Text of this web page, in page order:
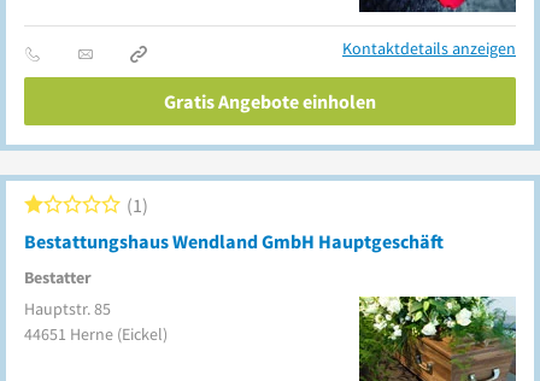
Kontaktdetails anzeigen
Gratis Angebote einholen
Bestattungshaus Wendland GmbH Hauptgeschäft
Bestatter
1
Hauptstr. 85
44651 Herne (Eickel)